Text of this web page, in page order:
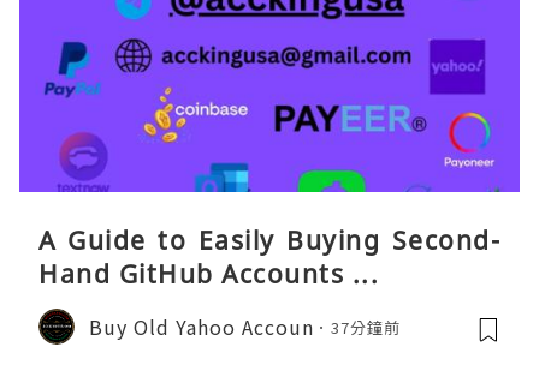
A Guide to Easily Buying Second-
Hand GitHub Accounts ...
Buy Old Yahoo Accoun 37分鐘前